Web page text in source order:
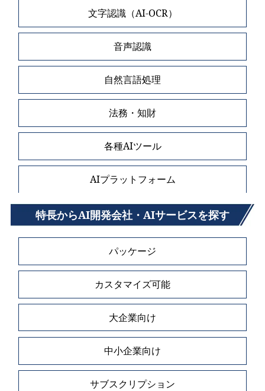
文字認識（AI-OCR）
音声認識
自然言語処理
法務・知財
各種AIツール
AIプラットフォーム
特長からAI開発会社・AIサービスを探す
パッケージ
カスタマイズ可能
大企業向け
中小企業向け
サブスクリプション